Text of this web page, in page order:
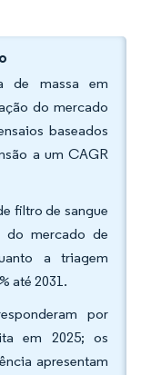
de massa em
do mercado
baseados
a um CAGR
filtro de sangue
do mercado de
a triagem
até 2031.
por
em 2025; os
apresentam